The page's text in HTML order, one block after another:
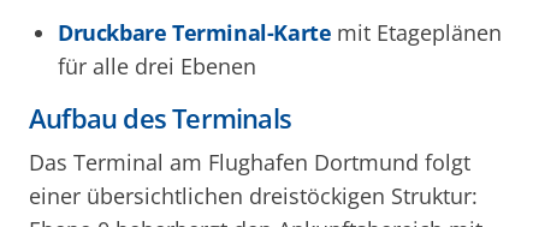
Druckbare Terminal-Karte mit Etageplänen
für alle drei Ebenen
Aufbau des Terminals
Das Terminal am Flughafen Dortmund folgt
einer übersichtlichen dreistöckigen Struktur: